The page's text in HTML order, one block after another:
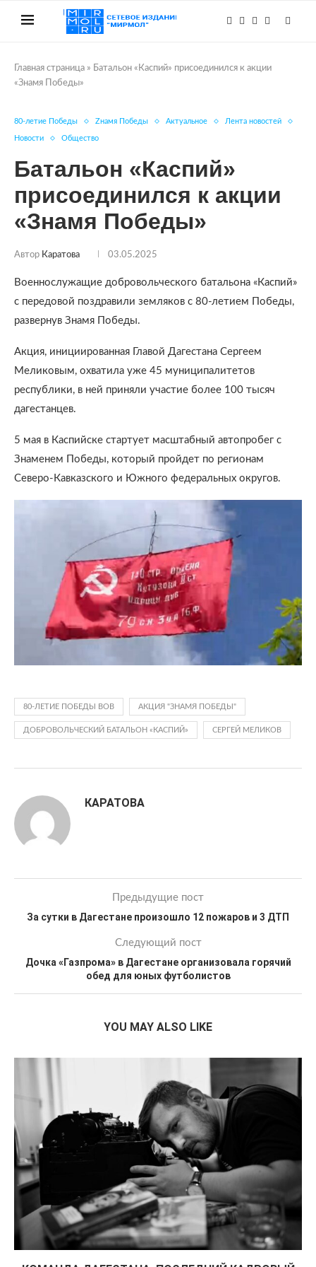
Главная страница » Батальон «Каспий» присоединился к акции
«Знамя Победы»
80-летие Победы Zнамя Победы Актуальное Лента новостей
Новости Общество
Батальон «Каспий»
присоединился к акции
«Знамя Победы»
Автор Каратова 03.05.2025
Военнослужащие добровольческого батальона «Каспий»
с передовой поздравили земляков с 80-летием Победы,
развернув Знамя Победы.
Акция, инициированная Главой Дагестана Сергеем
Меликовым, охватила уже 45 муниципалитетов
республики, в ней приняли участие более 100 тысяч
дагестанцев.
5 мая в Каспийске стартует масштабный автопробег с
Знаменем Победы, который пройдет по регионам
Северо-Кавказского и Южного федеральных округов.
80-ЛЕТИЕ ПОБЕДЫ ВОВ АКЦИЯ "ЗНАМЯ ПОБЕДЫ"
ДОБРОВОЛЬЧЕСКИЙ БАТАЛЬОН «КАСПИЙ» СЕРГЕЙ МЕЛИКОВ
КАРАТОВА
Предыдущие пост
За сутки в Дагестане произошло 12 пожаров и 3 ДТП
Следующий пост
Дочка «Газпрома» в Дагестане организовала горячий
обед для юных футболистов
YOU MAY ALSO LIKE